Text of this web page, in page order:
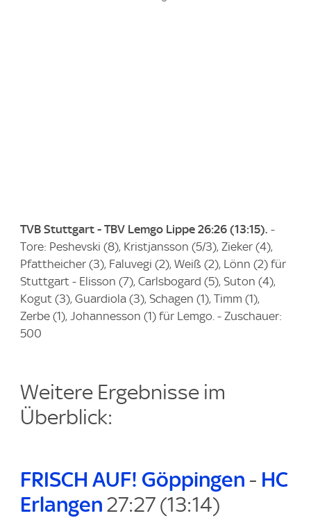
TVB Stuttgart - TBV Lemgo Lippe 26:26 (13:15). -
Tore: Peshevski (8), Kristjansson (5/3), Zieker (4),
Pfattheicher (3), Faluvegi (2), Weiß (2), Lönn (2) für
Stuttgart - Elisson (7), Carlsbogard (5), Suton (4),
Kogut (3), Guardiola (3), Schagen (1), Timm (1),
Zerbe (1), Johannesson (1) für Lemgo. - Zuschauer:
500
Weitere Ergebnisse im
Überblick:
FRISCH AUF! Göppingen - HC
Erlangen 27:27 (13:14)